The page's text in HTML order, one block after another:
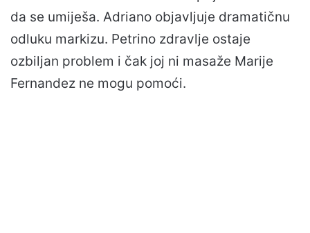
da se umiješa. Adriano objavljuje dramatičnu
odluku markizu. Petrino zdravlje ostaje
ozbiljan problem i čak joj ni masaže Marije
Fernandez ne mogu pomoći.